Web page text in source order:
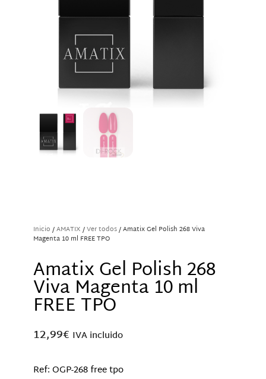
Inicio /AMATIX /Ver todos/ Amatix Gel Polish 268 Viva
Magenta 10 ml FREE TPO
Amatix Gel Polish 268
Viva Magenta 10 ml
FREE TPO
12,99€ IVA incluido
Ref: OGP-268 free tpo